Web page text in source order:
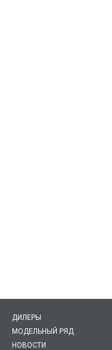
ДИЛЕРЫ
МОДЕЛЬНЫЙ РЯД
НОВОСТИ